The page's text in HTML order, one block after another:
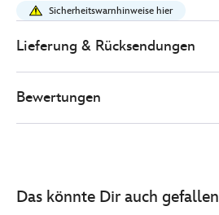
kostuem-
5502045240343M.html
http://schema.org/InStock
Sicherheitswarnhinweise hier
Lieferung & Rücksendungen
Bewertungen
Das könnte Dir auch gefallen